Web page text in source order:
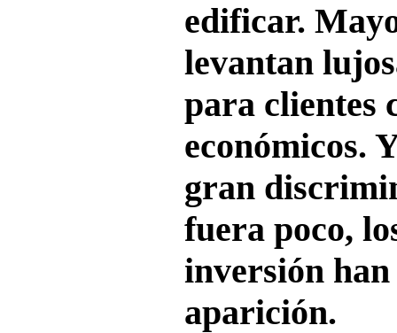
edificar.
levantan
para clientes
económicos.
gran
fuera poco,
inversión han
aparición.